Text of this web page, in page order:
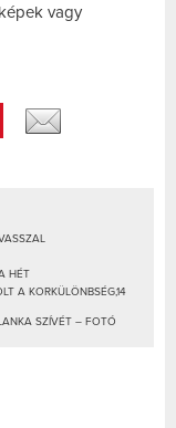
vagy
HÉT
A KORKÜLÖNBSÉG,14
SZÍVÉT – FOTÓ